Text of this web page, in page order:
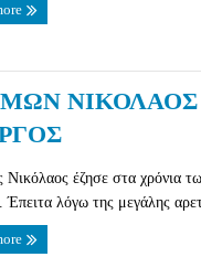
Νικόλαος έζησε στα χρόνια
Έπειτα λόγω της μεγάλης